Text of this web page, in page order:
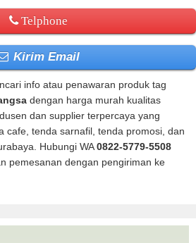
Telphone
Kirim Email
info atau penawaran produk tag
dengan harga murah kualitas
dan supplier terpercaya yang
cafe, tenda sarnafil, tenda promosi, dan
Hubungi WA0822-5779-5508
pemesanan dengan pengiriman ke